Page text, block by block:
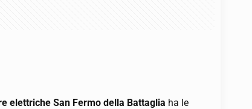
elettriche San Fermo della Battaglia ha le